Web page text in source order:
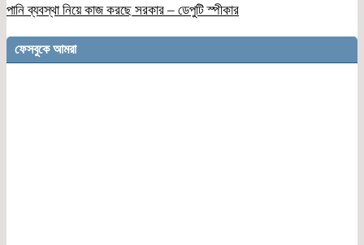
পানি ব্যবস্থা নিয়ে কাজ করছে সরকার – ডেপুটি স্পীকার
ফেসবুকে আমরা